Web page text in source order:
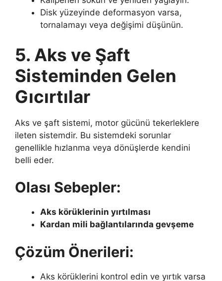
Disk yüzeyinde deformasyon varsa,
tornalamayı veya değişimi düşünün.
5. Aks ve Şaft
Sisteminden Gelen
Gıcırtılar
Aks ve şaft sistemi, motor gücünü tekerleklere
ileten sistemdir. Bu sistemdeki sorunlar
genellikle hızlanma veya dönüşlerde kendini
belli eder.
Olası Sebepler:
Aks körüklerinin yırtılması
Kardan mili bağlantılarında gevşeme
Çözüm Önerileri:
Aks körüklerini kontrol edin ve yırtık varsa